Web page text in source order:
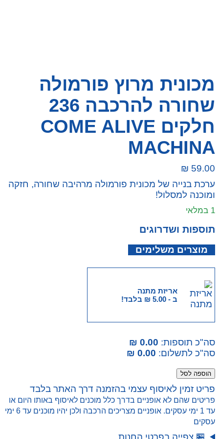
מכונית מרוץ פורמולה
שחורה להרכבה 236
חלקים COME ALIVE
MACHINA
₪ 59.00
ערכת בנייה של מכונית פורמולה מרהיבה שחורה, חזקה
ומוכנה למסלול!
1 במלאי
תוספות ושדרוגים
מוצרים משלימים
אריזת מתנה
ב -
₪ 5.00 בלבד!
סה"כ תוספות: 0.00 ₪
סה"כ לתשלום: 0.00 ₪
כמות
מכונית
מרוץ
פורמולה
שחורה
הוספה לסל
פריט זמין לאיסוף עצמי בהזמנה דרך האתר בלבד
פריטים שהם לא אופניים בדרך כלל מוכנים לאיסוף באותו היום או
עד 1 ימי עסקים. אופניים מצריכים הרכבה ולכן יהיו מוכנים עד 6 ימי
עסקים
🏪 צפייה בפרטי החנות